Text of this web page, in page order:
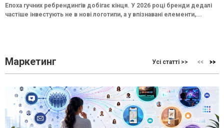
Епоха гучних ребрендингів добігає кінця. У 2026 році бренди дедалі
частіше інвестують не в нові логотипи, а у впізнавані елементи,...
Маркетинг Усі статті >>